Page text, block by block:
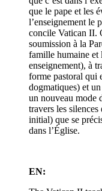
que le pape et les
l’enseignement le
concile Vatican II.
soumission à la
famille humaine et
enseignement), à
forme pastoral qui
dogmatiques) et
un nouveau mode
travers les silences
initial) que se
dans l’Église.
EN: